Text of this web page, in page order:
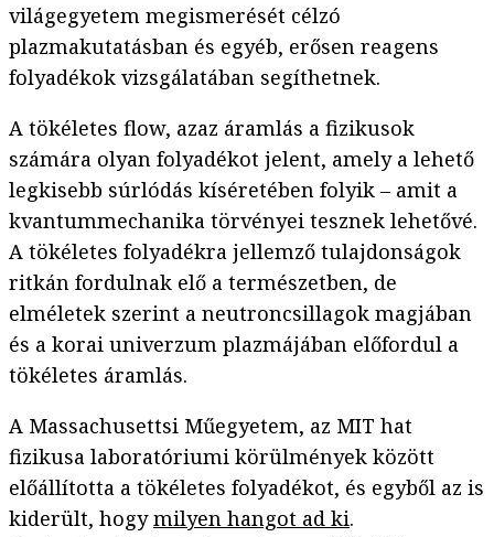
világegyetem megismerését célzó
plazmakutatásban és egyéb, erősen reagens
folyadékok vizsgálatában segíthetnek.
A tökéletes flow, azaz áramlás a fizikusok
számára olyan folyadékot jelent, amely a lehető
legkisebb súrlódás kíséretében folyik – amit a
kvantummechanika törvényei tesznek lehetővé.
A tökéletes folyadékra jellemző tulajdonságok
ritkán fordulnak elő a természetben, de
elméletek szerint a neutroncsillagok magjában
és a korai univerzum plazmájában előfordul a
tökéletes áramlás.
A Massachusettsi Műegyetem, az MIT hat
fizikusa laboratóriumi körülmények között
előállította a tökéletes folyadékot, és egyből az is
kiderült, hogymilyen hangot ad ki.